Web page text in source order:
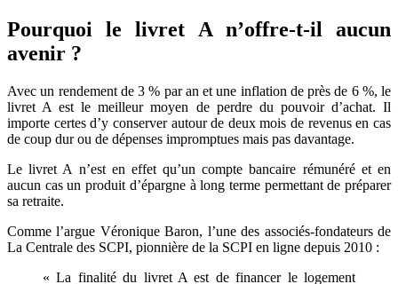
Pourquoi le livret A n’offre-t-il aucun
avenir ?
Avec un rendement de 3 % par an et une inflation de près de 6 %, le
livret A est le meilleur moyen de perdre du pouvoir d’achat. Il
importe certes d’y conserver autour de deux mois de revenus en cas
de coup dur ou de dépenses impromptues mais pas davantage.
Le livret A n’est en effet qu’un compte bancaire rémunéré et en
aucun cas un produit d’épargne à long terme permettant de préparer
sa retraite.
Comme l’argue Véronique Baron, l’une des associés-fondateurs de
La Centrale des SCPI, pionnière de la SCPI en ligne depuis 2010 :
« La finalité du livret A est de financer le logement